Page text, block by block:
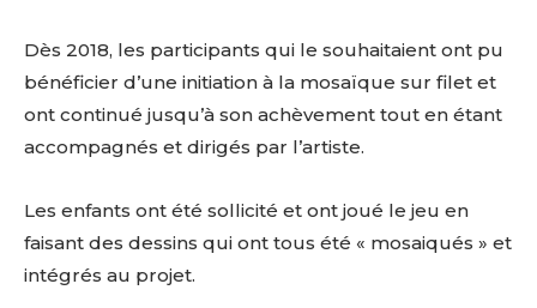
Dès 2018, les participants qui le souhaitaient ont pu
bénéficier d’une initiation à la mosaïque sur filet et
ont continué jusqu’à son achèvement tout en étant
accompagnés et dirigés par l’artiste.
Les enfants ont été sollicité et ont joué le jeu en
faisant des dessins qui ont tous été « mosaiqués » et
intégrés au projet.